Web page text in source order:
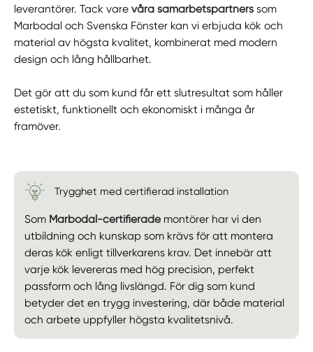
leverantörer. Tack varevåra samarbetspartners som
Marbodal och Svenska Fönster kan vi erbjuda kök och
material av högsta kvalitet, kombinerat med modern
design och lång hållbarhet.
Det gör att du som kund får ett slutresultat som håller
estetiskt, funktionellt och ekonomiskt i många år
framöver.
Trygghet med certifierad installation
Som Marbodal-certifierademontörer har vi den
utbildning och kunskap som krävs för att montera
deras kök enligt tillverkarens krav. Det innebär att
varje kök levereras med hög precision, perfekt
passform och lång livslängd. För dig som kund
betyder det en trygg investering, där både material
och arbete uppfyller högsta kvalitetsnivå.